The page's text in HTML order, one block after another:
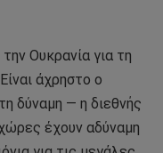
Ουκρανία για τη
άχρηστο ο
δύναμη — η διεθνής
έχουν αδύναμη